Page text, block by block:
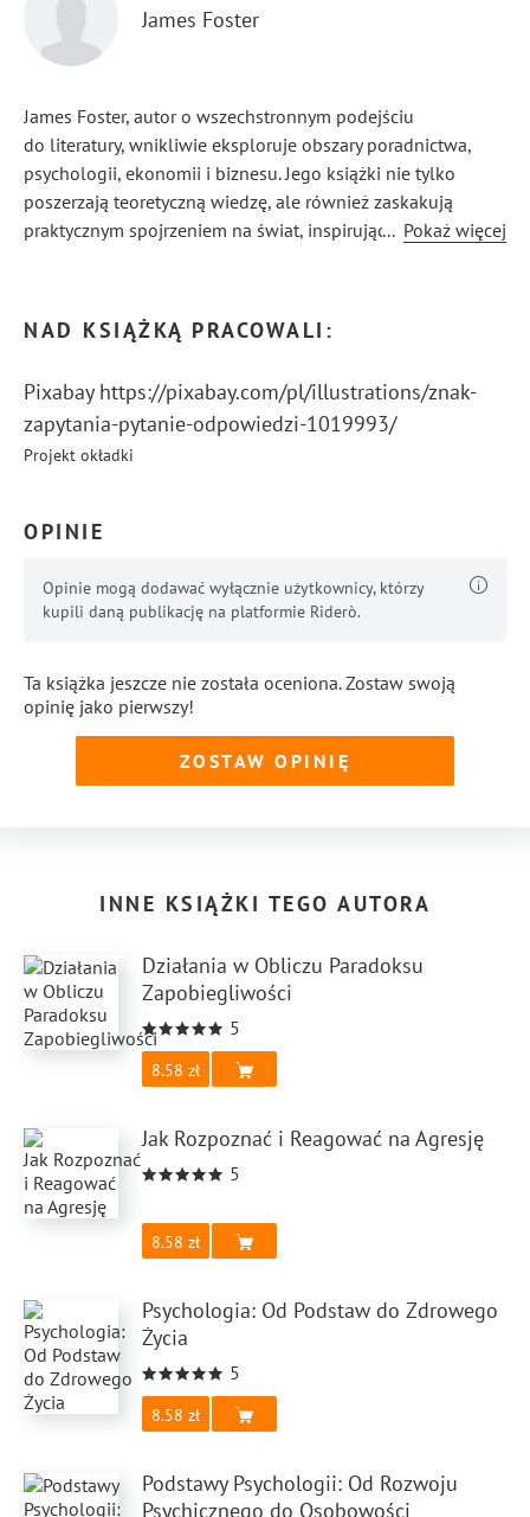
James Foster
James Foster, autor o wszechstronnym podejściu
do literatury, wnikliwie eksploruje obszary poradnictwa,
psychologii, ekonomii i biznesu. Jego książki nie tylko
poszerzają teoretyczną wiedzę, ale również zaskakują
praktycznym spojrzeniem na świat, inspirując czytelników
tworząc treści, które nie tylko kształcą, ale również
mobilizują do pozytywnych zmian.
... Pokaż więcej
NAD KSIĄŻKĄ PRACOWALI:
Pixabay https://pixabay.com/pl/illustrations/znak-
zapytania-pytanie-odpowiedzi-1019993/
Projekt okładki
OPINIE
Opinie mogą dodawać wyłącznie użytkownicy, którzy
kupili daną publikację na platformie Riderò.
Ta książka jeszcze nie została oceniona. Zostaw swoją
opinię jako pierwszy!
ZOSTAW OPINIĘ
INNE KSIĄŻKI TEGO AUTORA
Działania w Obliczu Paradoksu
Zapobiegliwości
5
8.58
Jak Rozpoznać i Reagować na Agresję
5
8.58
Psychologia: Od Podstaw do Zdrowego
Życia
5
8.58
Podstawy Psychologii: Od Rozwoju
Psychicznego do Osobowości